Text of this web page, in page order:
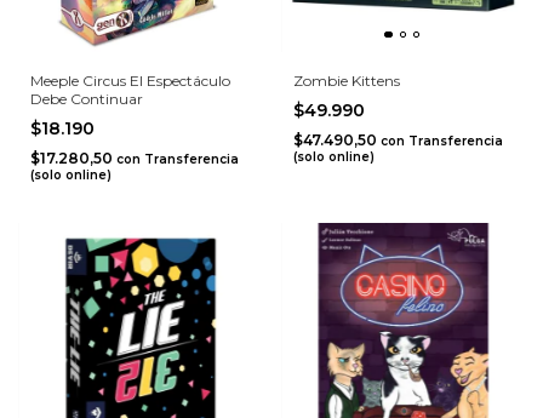
Meeple Circus El Espectáculo
Debe Continuar
$18.190
$17.280,50 con Transferencia
(solo online)
Zombie Kittens
$49.990
$47.490,50 con Transferencia
(solo online)